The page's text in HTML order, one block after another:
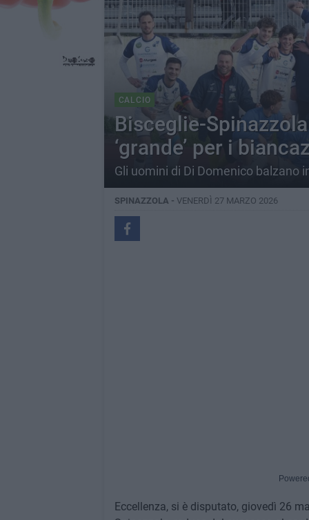
CALCIO
Bisceglie-
‘grande’ per i
Gli uomini di Di Domenico balzano
SPINAZZOLA - VENERDÌ 27 MARZO 2026
Eccellenza, si è disputato, giovedì 26